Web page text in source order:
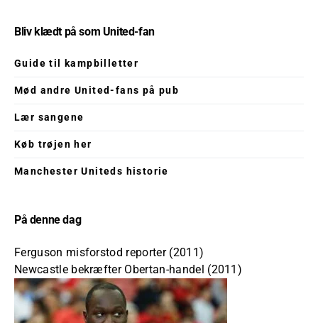
Bliv klædt på som United-fan
Guide til kampbilletter
Mød andre United-fans på pub
Lær sangene
Køb trøjen her
Manchester Uniteds historie
På denne dag
Ferguson misforstod reporter (2011)
Newcastle bekræfter Obertan-handel (2011)